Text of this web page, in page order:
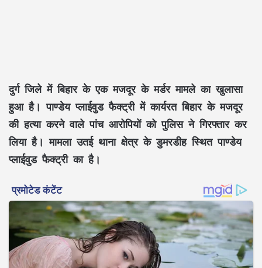
दुर्ग जिले में बिहार के एक मजदूर के मर्डर मामले का खुलासा
हुआ है। पाण्डेय प्लाईवुड फैक्ट्री में कार्यरत बिहार के मजदूर
की हत्या करने वाले पांच आरोपियों को पुलिस ने गिरफ्तार कर
लिया है। मामला उतई थाना क्षेत्र के डुमरडीह स्थित पाण्डेय
प्लाईवुड फैक्ट्री का है।